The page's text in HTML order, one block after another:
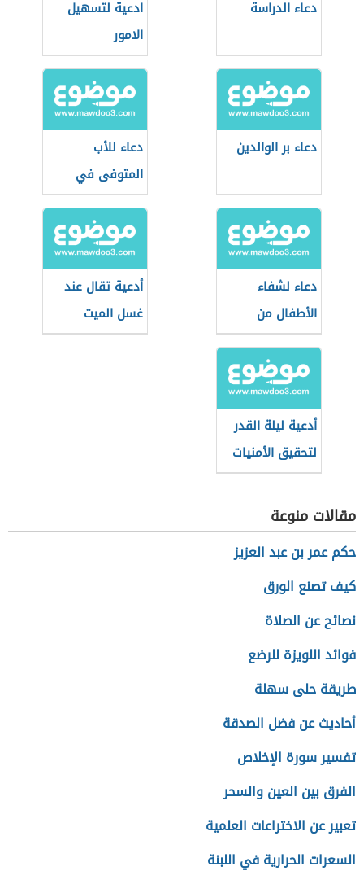
دعاء الدراسة
ادعية لتسهيل
الامور
دعاء بر الوالدين
دعاء للأب
المتوفى في
رمضان
دعاء لشفاء
الأطفال من
المرض
أدعية تقال عند
غسل الميت
أدعية ليلة القدر
لتحقيق الأمنيات
مقالات منوعة
حكم عمر بن عبد العزيز
كيف تصنع الورق
نصائح عن الصلاة
فوائد اللويزة للرضع
طريقة حلى سهلة
أحاديث عن فضل الصدقة
تفسير سورة الإخلاص
الفرق بين العين والسحر
تعبير عن الاختراعات العلمية
السعرات الحرارية في اللبنة